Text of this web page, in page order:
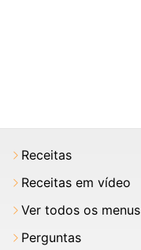
Receitas
Receitas em vídeo
Ver todos os menus
Perguntas